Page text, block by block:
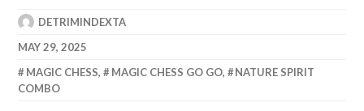
DETRIMINDEXTA
MAY 29, 2025
MAGIC CHESS, MAGIC CHESS GO GO,
NATURE SPIRIT
COMBO